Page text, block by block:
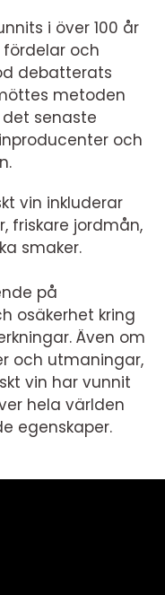
i över 100 år
och
debatterats
metoden
senaste
och
vin inkluderar
friskare jordmån,
smaker.
på
osäkerhet kring
Även om
och utmaningar,
vin har vunnit
hela världen
egenskaper.